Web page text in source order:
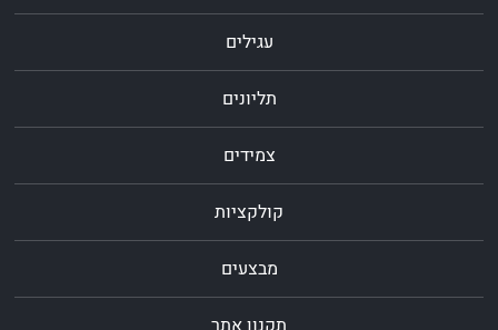
עגילים
תליונים
צמידים
קולקציות
מבצעים